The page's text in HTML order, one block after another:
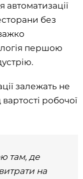
автоматизації
без
першою
залежать не
вартості робочої
там, де
на